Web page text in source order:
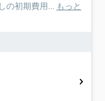
の初期費用...
もっと